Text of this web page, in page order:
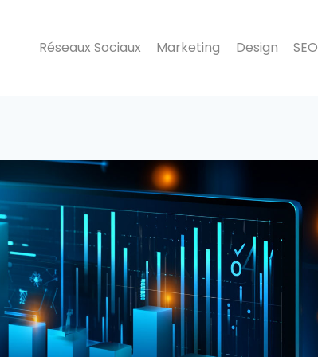
Réseaux Sociaux Marketing Design SEO